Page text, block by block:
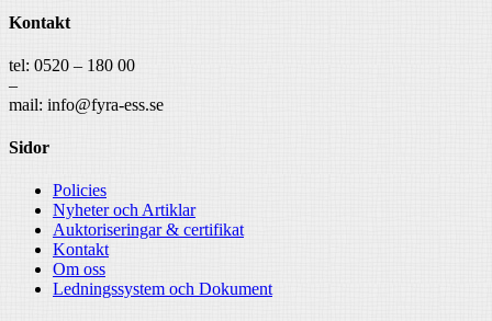
Kontakt
tel: 0520 – 180 00
–
mail: info@fyra-ess.se
Sidor
Policies
Nyheter och Artiklar
Auktoriseringar & certifikat
Kontakt
Om oss
Ledningssystem och Dokument